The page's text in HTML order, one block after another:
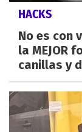
HACKS
No es con
la MEJOR
canillas y